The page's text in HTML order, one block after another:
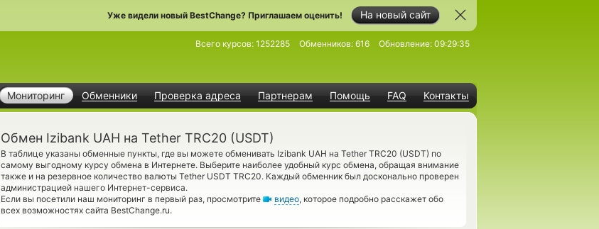
На новый сайт
Уже видели новый BestChange? Приглашаем оценить!
Мониторинг Обменники Проверка адреса Партнерам Помощь FAQ Контакты
Всего курсов: 1252285 Обменников: 616 Обновление: 09:29:35
Обмен Izibank UAH на Tether TRC20 (USDT)
В таблице указаны обменные пункты, где вы можете обменивать Izibank UAH на Tether TRC20 (USDT) по
самому выгодному курсу обмена в Интернете. Выберите наиболее удобный курс обмена, обращая внимание
также и на резервное количество валюты Tether USDT TRC20. Каждый обменник был досконально проверен
администрацией нашего Интернет-сервиса.
Если вы посетили наш мониторинг в первый раз, просмотрите
видео, которое подробно расскажет обо
всех возможностях сайта BestChange.ru.